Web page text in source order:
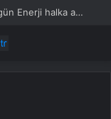
METEN ne zaman işlem görecek? Metgün Enerji halka arz kaç lot verdi?